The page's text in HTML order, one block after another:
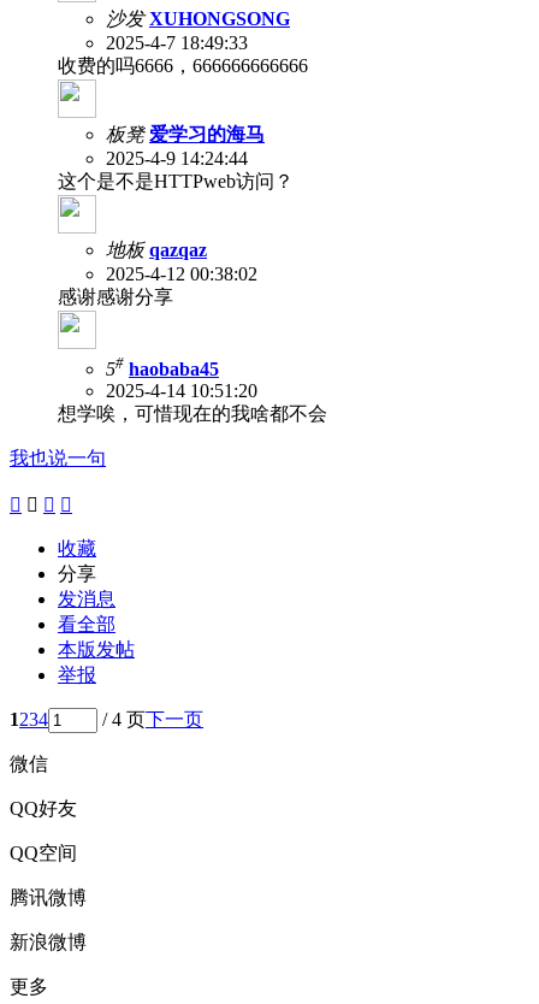
沙发 XUHONGSONG
2025-4-7 18:49:33
收费的吗6666，666666666666
板凳 爱学习的海马
2025-4-9 14:24:44
这个是不是HTTPweb访问？
地板 qazqaz
2025-4-12 00:38:02
感谢感谢分享
5# haobaba45
2025-4-14 10:51:20
想学唉，可惜现在的我啥都不会
我也说一句
   
收藏
分享
发消息
看全部
本版发帖
举报
1234 / 4 页下一页
微信
QQ好友
QQ空间
腾讯微博
新浪微博
更多